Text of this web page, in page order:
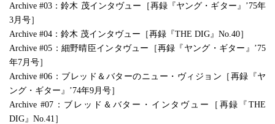
Archive #03：鈴木 茂インタヴュー［再録『ヤング・ギター』’75年
3月号］
Archive #04：鈴木 茂インタヴュー［再録『THE DIG』No.40］
Archive #05：細野晴臣インタヴュー［再録『ヤング・ギター』’75
年7月号］
Archive #06：ブレッド＆バターのニュー・ヴィジョン［再録『ヤ
ング・ギター』’74年9月号］
Archive #07：ブレッド＆バター・インタヴュー［再録『THE
DIG』No.41］